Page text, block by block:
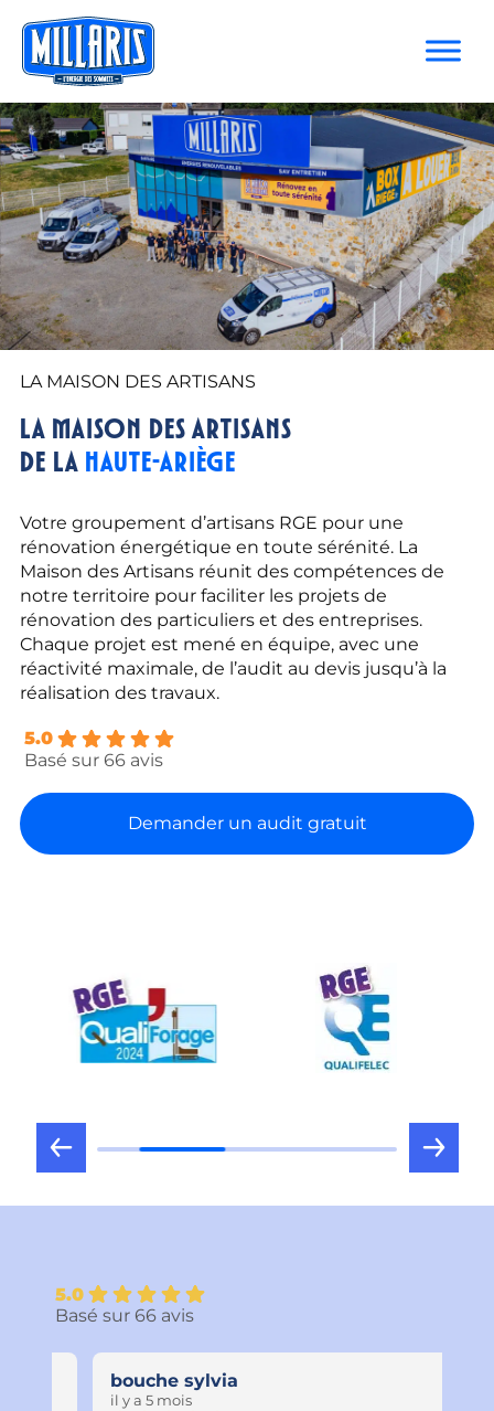
LA MAISON DES ARTISANS
La Maison des Artisans
de la Haute-Ariège
Votre groupement d’artisans RGE pour une
rénovation énergétique en toute sérénité. La
Maison des Artisans réunit des compétences de
notre territoire pour faciliter les projets de
rénovation des particuliers et des entreprises.
Chaque projet est mené en équipe, avec une
réactivité maximale, de l’audit au devis jusqu’à la
réalisation des travaux.
5.0
Basé sur 66 avis
Demander un audit gratuit
5.0
Basé sur 66 avis
bouche sylvia
il y a 5 mois